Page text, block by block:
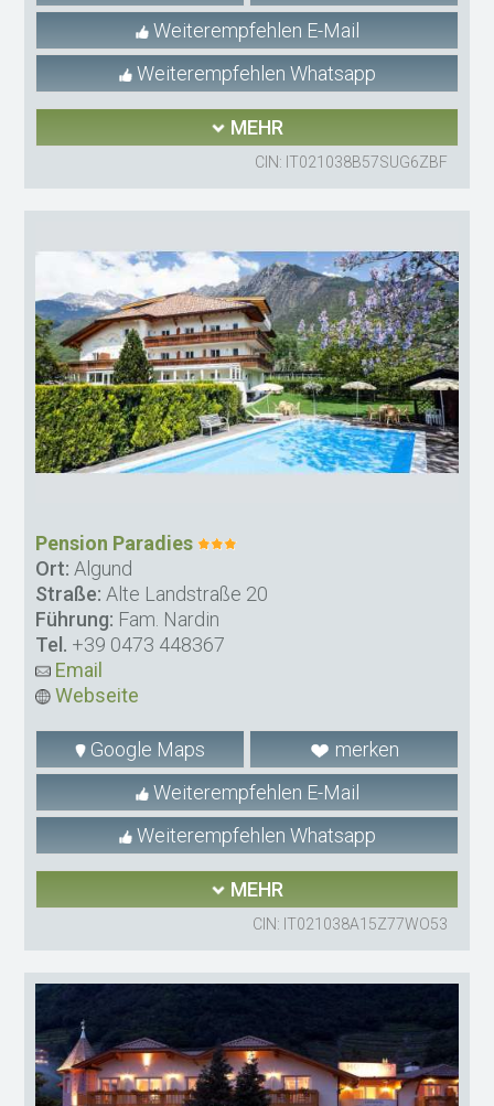
Weiterempfehlen E-Mail
Weiterempfehlen Whatsapp
MEHR
CIN: IT021038B57SUG6ZBF
Pension Paradies
Ort: Algund
Straße: Alte Landstraße 20
Führung: Fam. Nardin
Tel. +39 0473 448367
Email
Webseite
Google Maps
merken
Weiterempfehlen E-Mail
Weiterempfehlen Whatsapp
MEHR
CIN: IT021038A15Z77WO53